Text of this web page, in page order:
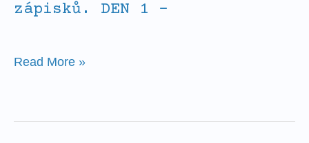
zápisků. DEN 1 –
Read More »